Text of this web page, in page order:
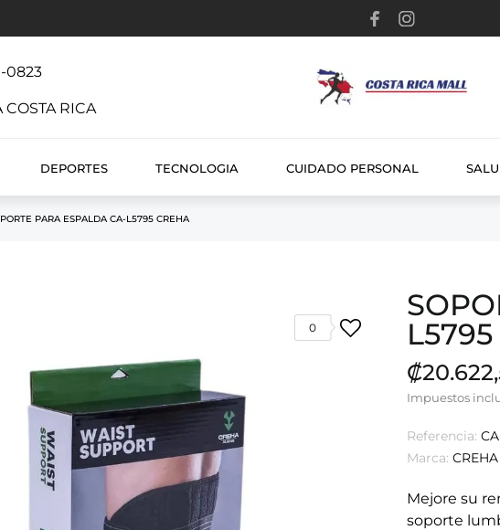
0823
COSTA RICA
DEPORTES TECNOLOGIA CUIDADO PERSONAL
PARA ESPALDA CA-L5795 CREHA
0
Impuestos
Referencia:
Marca:
Mejore su
soporte